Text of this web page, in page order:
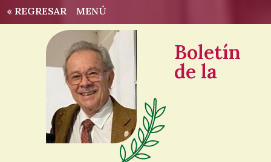
« REGRESAR MENÚ
Boletín
de la